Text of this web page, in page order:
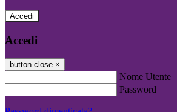
Accedi
Accedi
button close ×
Nome Utente
Password